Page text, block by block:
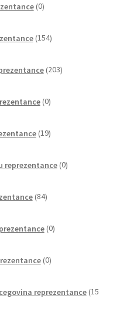
0izdelkov
154izdelkov
203izdelki
0izdelkov
19izdelkov
reprezentance 0izdelkov
84izdelkov
0izdelkov
0izdelkov
reprezentance 15